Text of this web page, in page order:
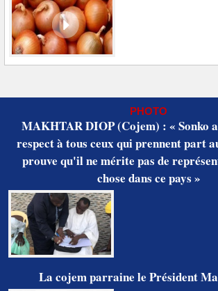
PHOTO
MAKHTAR DIOP (Cojem) : « Sonko
respect à tous ceux qui prennent part
prouve qu'il ne mérite pas de
chose dans ce pays »
La cojem parraine le Président